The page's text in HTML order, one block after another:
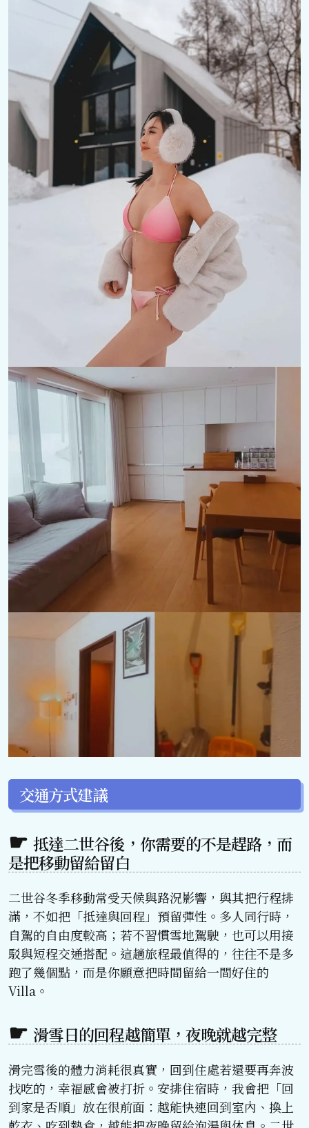
交通方式建議
抵達二世谷後，你需要的不是趕路，而
是把移動留給留白
二世谷冬季移動常受天候與路況影響，與其把行程排
滿，不如把「抵達與回程」預留彈性。多人同行時，
自駕的自由度較高；若不習慣雪地駕駛，也可以用接
駁與短程交通搭配。這趟旅程最值得的，往往不是多
跑了幾個點，而是你願意把時間留給一間好住的
Villa。
滑雪日的回程越簡單，夜晚就越完整
滑完雪後的體力消耗很真實，回到住處若還要再奔波
找吃的，幸福感會被打折。安排住宿時，我會把「回
到家是否順」放在很前面：越能快速回到室內、換上